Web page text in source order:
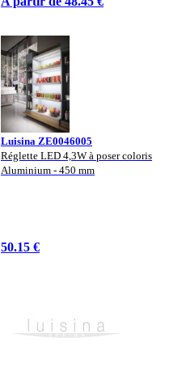
Luisina ZE0046005
Réglette LED 4,3W à poser coloris
Aluminium - 450 mm
50.15 €